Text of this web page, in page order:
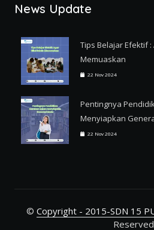
News Update
Tips Belajar Efektif :
Memuaskan
22 Nov 2024
Pentingnya
Menyiapkan
22 Nov 2024
© Copyright - 2015-SDN 15